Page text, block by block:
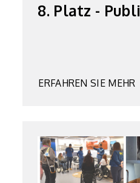
8. Platz -
ERFAHREN SIE MEHR